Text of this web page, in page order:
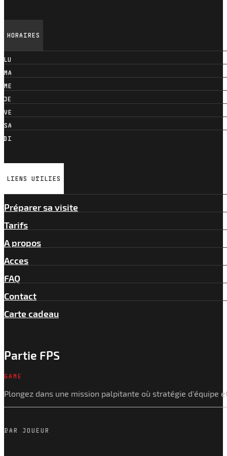
HORAIRES
LUNDI
MARDI
MERCREDI
JEUDI
VENDREDI
SAMEDI
DIMANCHE
LIENS UTILIES
Préparer sa visite
Tarifs
A propos
Acces
FAQ
Contact
Carte cadeau
Partie FPS
GAME
Plongez dans une mission palpitante où stratégie
PAR JOUEUR